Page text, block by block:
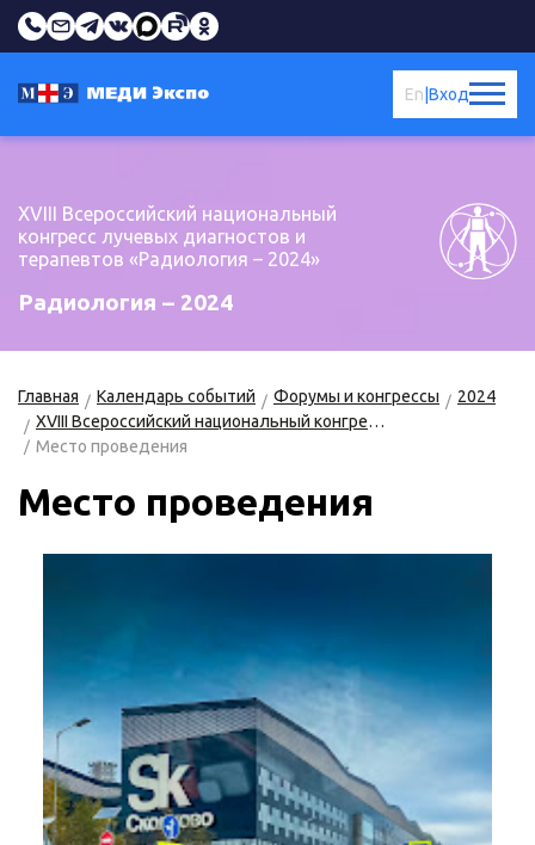
Вход
En
XVIII Всероссийский национальный
конгресс лучевых диагностов и
терапевтов «Радиология – 2024»
Радиология – 2024
Главная Календарь событий Форумы и конгрессы
2024
XVIII Всероссийский национальный конгресс лучевых диагностов и терапевтов «Радиология – 2024»
Место проведения
Место проведения